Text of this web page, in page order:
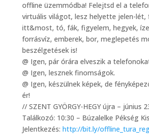
offline üzemmódba! Felejtsd el a
virtuális világot, lesz helyette jelen-lét,
itt&most, tó, fák, figyelem, hegyek,
forrásvíz, emberek, bor, meglepetés
beszélgetések is!
@ Igen, pár órára elveszik a
@ Igen, lesznek finomságok.
@ Igen, készülnek képek, de
ér!
// SZENT GYÖRGY-HEGY újra – június
Találkozó: 10:30 – Búzalelke Pékség
Jelentkezés: http://bit.ly/